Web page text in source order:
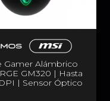
Gamer Alámbrico
GM320 | Hasta
| Sensor Óptico